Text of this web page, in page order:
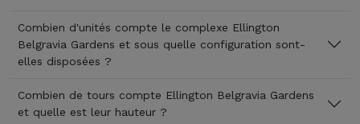
Combien d'unités compte le complexe Ellington
Belgravia Gardens et sous quelle configuration sont-
elles disposées ?
Combien de tours compte Ellington Belgravia Gardens
et quelle est leur hauteur ?